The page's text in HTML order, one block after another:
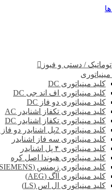
اتوماتیک / دستی و فیوز
مینیاتوری
کلید مینیاتوری DC
کلید مینیاتوری اف اند جی DC
کلید مینیاتوری دو فاز DC
کلید مینیاتوری تکفاز اشنایدر AC
کلید مینیاتوری تکفاز اشنایدر DC
کلید مینیاتوری 2پل اشنایدر دو فاز DC-AC
کلید مینیاتوری سه فاز اشنایدر
کلید مینیاتوری ۴ پل اشنایدر
کلید مینیاتوری هیوندا اصل کره
کلید مینیاتوری زیمنس (SIEMENS)
کلید مینیاتوری آاگ (AEG)
کلید مینیاتوری ال اس (LS)